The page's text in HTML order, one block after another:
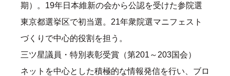
期）。19年日本維新の会から公認を受けた参院選
東京都選挙区で初当選。21年衆院選マニフェスト
づくりで中心的役割を担う。
三ツ星議員・特別表彰受賞（第201～203国会）
ネットを中心とした積極的な情報発信を行い、ブロ